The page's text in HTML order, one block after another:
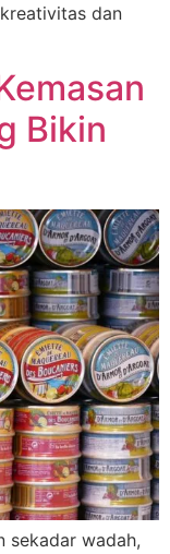
dan
Bikin
sekadar wadah,